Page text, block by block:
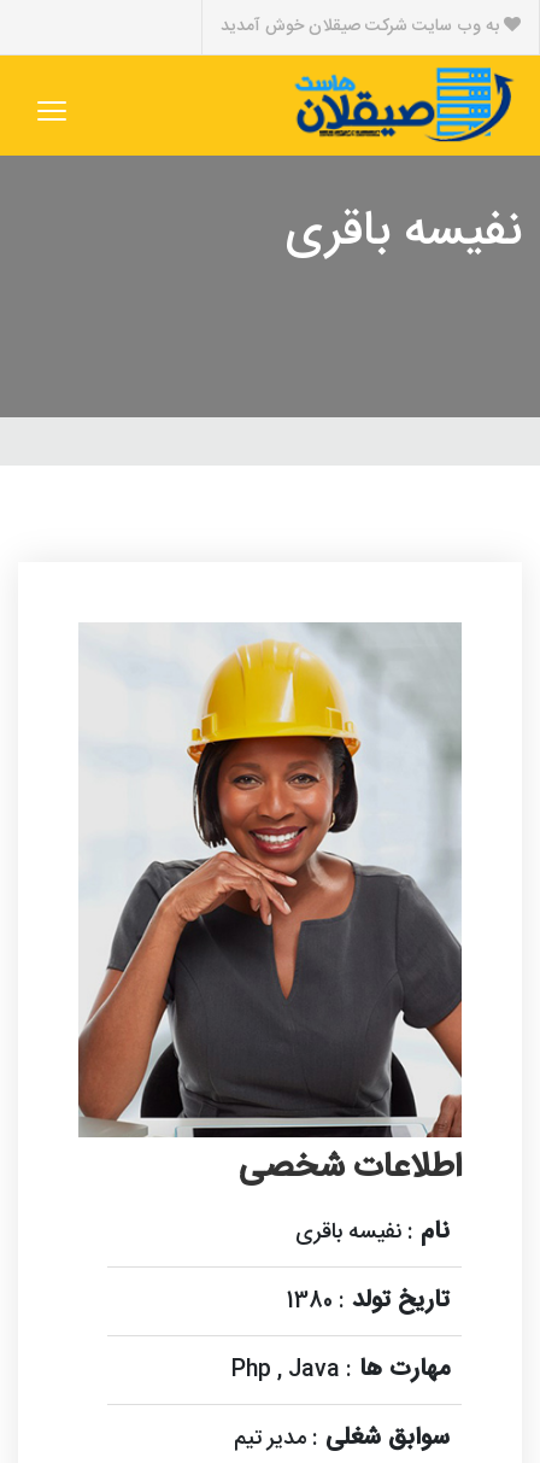
به وب سایت شرکت صیقلان خوش آمدید
نفیسه باقری
اطلاعات شخصی
نام : نفیسه باقری
تاریخ تولد : 1380
مهارت ها : Php , Java
سوابق شغلی : مدیر تیم